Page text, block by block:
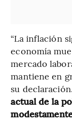
“La inflación
economía
mercado
mantiene en
su
actual de la